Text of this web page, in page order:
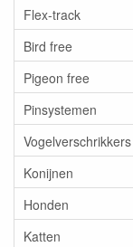
Flex-track
Bird free
Pigeon free
Pinsystemen
Vogelverschrikkers
Konijnen
Honden
Katten